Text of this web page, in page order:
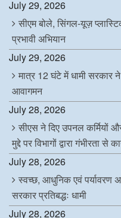
July 29, 2026
सीएम बोले, सिंगल-यूज़
प्रभावी अभियान
July 29, 2026
मात्र 12 घंटे में धामी सरकार
आवागमन
July 28, 2026
सीएस ने दिए उपनल कर्मियों
मुद्दे पर विभागों द्वारा गंभीरता से
July 28, 2026
स्वच्छ, आधुनिक एवं पर्यावरण
सरकार प्रतिबद्धः धामी
July 28, 2026